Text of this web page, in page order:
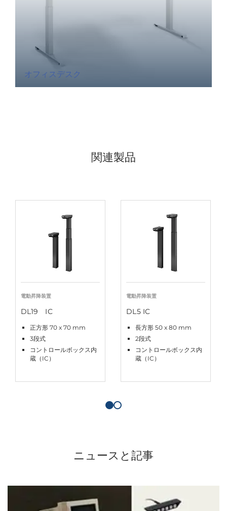
オフィスデスク
関連製品
電動昇降装置
DL19 IC
正方形 70 x 70 mm
3段式
コントロールボックス内
蔵（IC）
電動昇降装置
DL5 IC
長方形 50 x 80 mm
2段式
コントロールボックス内
蔵（IC）
ニュースと記事